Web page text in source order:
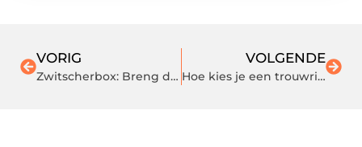
VORIG
Zwitscherbox: Breng de Harmonie van Vogelgezang in Jouw Leven
VOLGENDE
Hoe kies je een trouwring die bij haar persoonlijkheid past?